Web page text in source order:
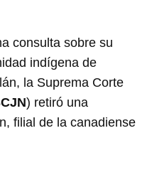
consulta sobre su
indígena de
la Suprema Corte
) retiró una
filial de la canadiense